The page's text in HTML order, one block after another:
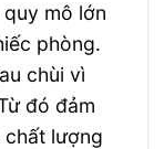
mô lớn
phòng.
chùi vì
đó đảm
lượng